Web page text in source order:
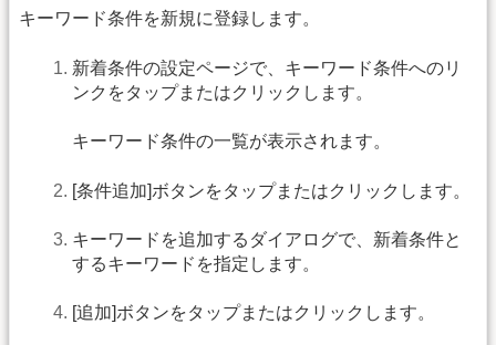
キーワード条件を新規に登録します。
新着条件の設定ページで、キーワード条件へのリ
ンクをタップまたはクリックします。
キーワード条件の一覧が表示されます。
[条件追加]ボタンをタップまたはクリックします。
キーワードを追加するダイアログで、新着条件と
するキーワードを指定します。
[追加]ボタンをタップまたはクリックします。